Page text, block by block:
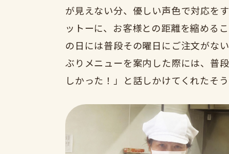
が見えない分、優しい声色で対応を
ットーに、お客様との距離を縮める
の日には普段その曜日にご注文がな
ぶりメニューを案内した際には、普
しかった！」と話しかけてくれたそ